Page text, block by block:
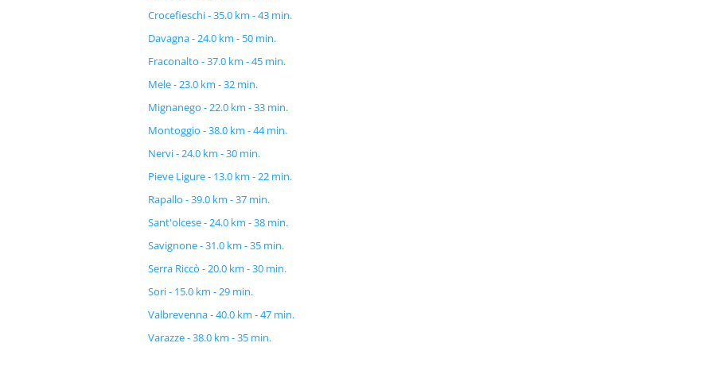
Crocefieschi - 35.0 km - 43 min.
Davagna - 24.0 km - 50 min.
Fraconalto - 37.0 km - 45 min.
Mele - 23.0 km - 32 min.
Mignanego - 22.0 km - 33 min.
Montoggio - 38.0 km - 44 min.
Nervi - 24.0 km - 30 min.
Pieve Ligure - 13.0 km - 22 min.
Rapallo - 39.0 km - 37 min.
Sant'olcese - 24.0 km - 38 min.
Savignone - 31.0 km - 35 min.
Serra Riccò - 20.0 km - 30 min.
Sori - 15.0 km - 29 min.
Valbrevenna - 40.0 km - 47 min.
Varazze - 38.0 km - 35 min.